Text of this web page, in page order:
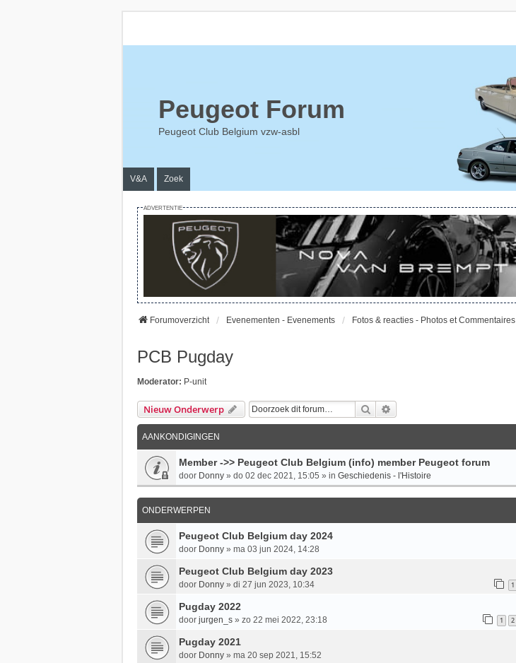
Peugeot Forum
Peugeot Club Belgium vzw-asbl
V&A Zoek
ADVERTENTIE
Forumoverzicht Evenementen - Evenements Fotos & reacties - Photos et Commentaires
PCB Pugday
Moderator: P-unit
Nieuw Onderwerp Zoek
AANKONDIGINGEN
Member ->> Peugeot Club Belgium (info) member Peugeot forum
door Donny » do 02 dec 2021, 15:05 » in Geschiedenis - l'Histoire
ONDERWERPEN
Peugeot Club Belgium day 2024
door Donny » ma 03 jun 2024, 14:28
Peugeot Club Belgium day 2023
door Donny » di 27 jun 2023, 10:34 1
Pugday 2022
door jurgen_s » zo 22 mei 2022, 23:18 1 2
Pugday 2021
door Donny » ma 20 sep 2021, 15:52